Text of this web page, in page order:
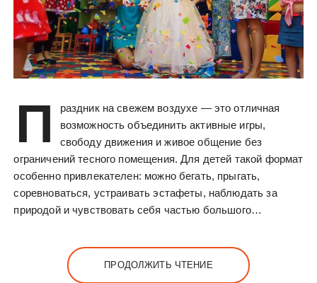
П
раздник на свежем воздухе — это отличная
возможность объединить активные игры,
свободу движения и живое общение без
ограничений тесного помещения. Для детей такой формат
особенно привлекателен: можно бегать, прыгать,
соревноваться, устраивать эстафеты, наблюдать за
природой и чувствовать себя частью большого…
ПРОДОЛЖИТЬ ЧТЕНИЕ